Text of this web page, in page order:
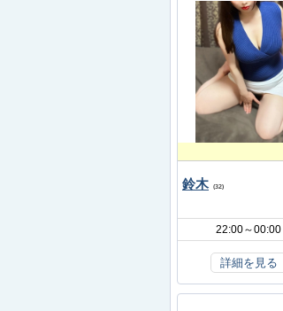
鈴木 (32)
22:00～00:00
詳細を見る